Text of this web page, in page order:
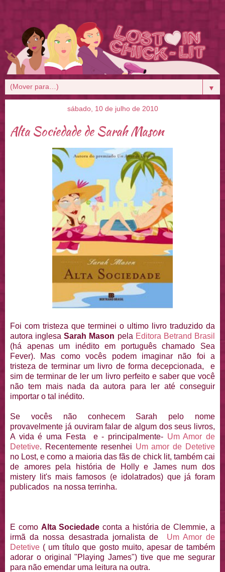
▼
sábado, 10 de julho de 2010
Alta Sociedade de Sarah Mason
Foi com tristeza que terminei o ultimo livro traduzido da
autora inglesaSarah Mason pela Editora Betrand Brasil
(há apenas um inédito em português chamado Sea
Fever). Mas como vocês podem imaginar não foi a
tristeza de terminar um livro de forma decepcionada, e
sim de terminar de ler um livro perfeito e saber que você
não tem mais nada da autora para ler até conseguir
importar o tal inédito.
Se vocês não conhecem Sarah pelo nome
provavelmente já ouviram falar de algum dos seus livros,
A vida é uma Festa e - principalmente- Um Amor de
Detetive. Recentemente resenhei Um amor de Detetive
no Lost, e como a maioria das fãs de chick lit, também cai
de amores pela história de Holly e James num dos
mistery lit's mais famosos (e idolatrados) que já foram
publicados na nossa terrinha.
E como Alta Sociedade conta a história de Clemmie, a
irmã da nossa desastrada jornalista de Um Amor de
Detetive ( um título que gosto muito, apesar de também
adorar o original "Playing James") tive que me segurar
para não emendar uma leitura na outra.